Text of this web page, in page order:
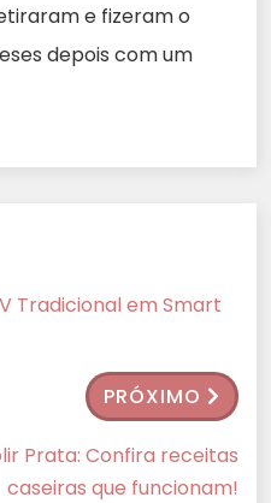
e fizeram o
depois com um
Tradicional em Smart
PRÓXIMO
Prata: Confira receitas
caseiras que funcionam!